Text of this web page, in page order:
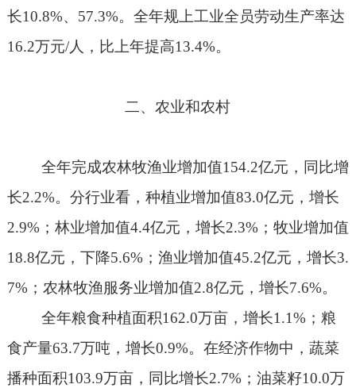
长10.8%、 57.3%。全年规上工业全员劳动生产率达
16.2万元/人，比上年提高13.4%。
二、农业和农村
全年完成农林牧渔业增加值154.2亿元，同比增
长2.2%。分行业看，种植业增加值83.0亿元，增长
2.9%；林业增加值4.4亿元，增长2.3%；牧业增加值
18.8亿元，下降5.6%；渔业增加值45.2亿元，增长3.
7%；农林牧渔服务业增加值2.8亿元，增长7.6%。
全年粮食种植面积162.0万亩，增长1.1%；粮
食产量63.7万吨，增长0.9%。在经济作物中，蔬菜
播种面积103.9万亩，同比增长2.7%；油菜籽10.0万